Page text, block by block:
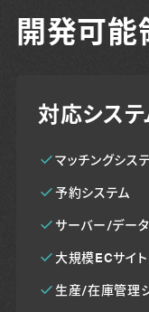
開発可能
対応システ
マッチングシス
予約システム
サーバー/デー
大規模ECサイト
生産/在庫管理